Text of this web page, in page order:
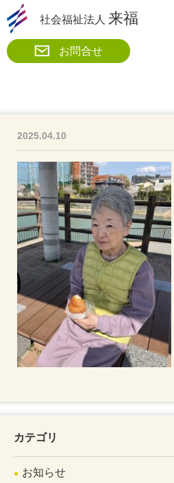
社会福祉法人 来福
お問合せ
2025.04.10
カテゴリ
お知らせ